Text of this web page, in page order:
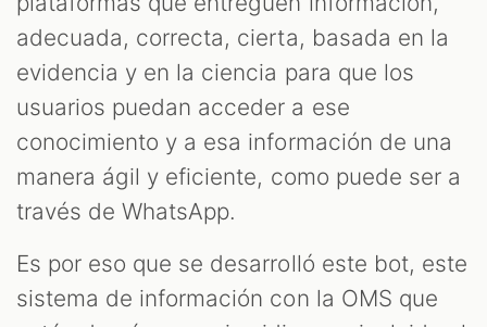
adecuada, correcta, cierta, basada en la
evidencia y en la ciencia para que los
usuarios puedan acceder a ese
conocimiento y a esa información de una
manera ágil y eficiente, como puede ser a
través de WhatsApp.
Es por eso que se desarrolló este bot, este
sistema de información con la OMS que